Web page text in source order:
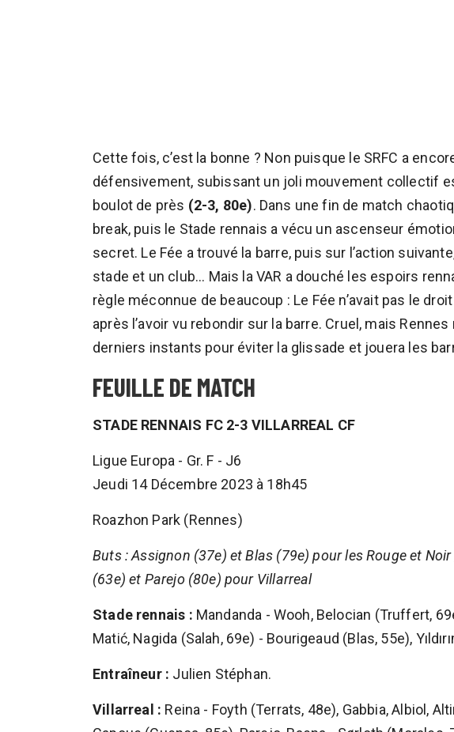
Cette fois, c’est la bonne ? Non puisque le SRFC a
défensivement, subissant un joli mouvement collectif
boulot de près (2-3, 80e). Dans une fin de match
break, puis le Stade rennais a vécu un ascenseur
secret. Le Fée a trouvé la barre, puis sur l’action
stade et un club... Mais la VAR a douché les espoirs
règle méconnue de beaucoup : Le Fée n’avait pas le
après l’avoir vu rebondir sur la barre. Cruel, mais
derniers instants pour éviter la glissade et jouera les
FEUILLE DE MATCH
STADE RENNAIS FC 2-3 VILLARREAL CF
Ligue Europa - Gr. F - J6
Jeudi 14 Décembre 2023 à 18h45
Roazhon Park (Rennes)
Buts : Assignon (37e) et Blas (79e) pour les Rouge et
(63e) et Parejo (80e) pour Villarreal
Stade rennais : Mandanda - Wooh, Belocian (Truffert,
Matić, Nagida (Salah, 69e) - Bourigeaud (Blas, 55e),
Entraîneur : Julien Stéphan.
Villarreal : Reina - Foyth (Terrats, 48e), Gabbia, Albiol,